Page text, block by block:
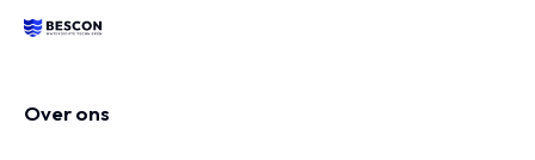
Over ons